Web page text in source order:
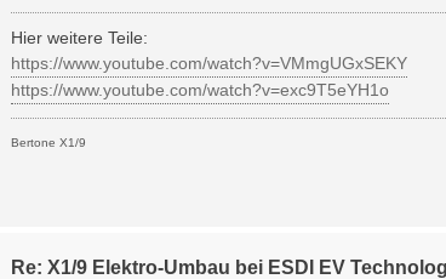
e
i
r
a
g
Hier weitere Teile:
https://www.youtube.com/watch?v=VMmgUGxSEKY
https://www.youtube.com/watch?v=exc9T5eYH1o
Bertone X1/9
Re: X1/9 Elektro-Umbau bei ESDI EV